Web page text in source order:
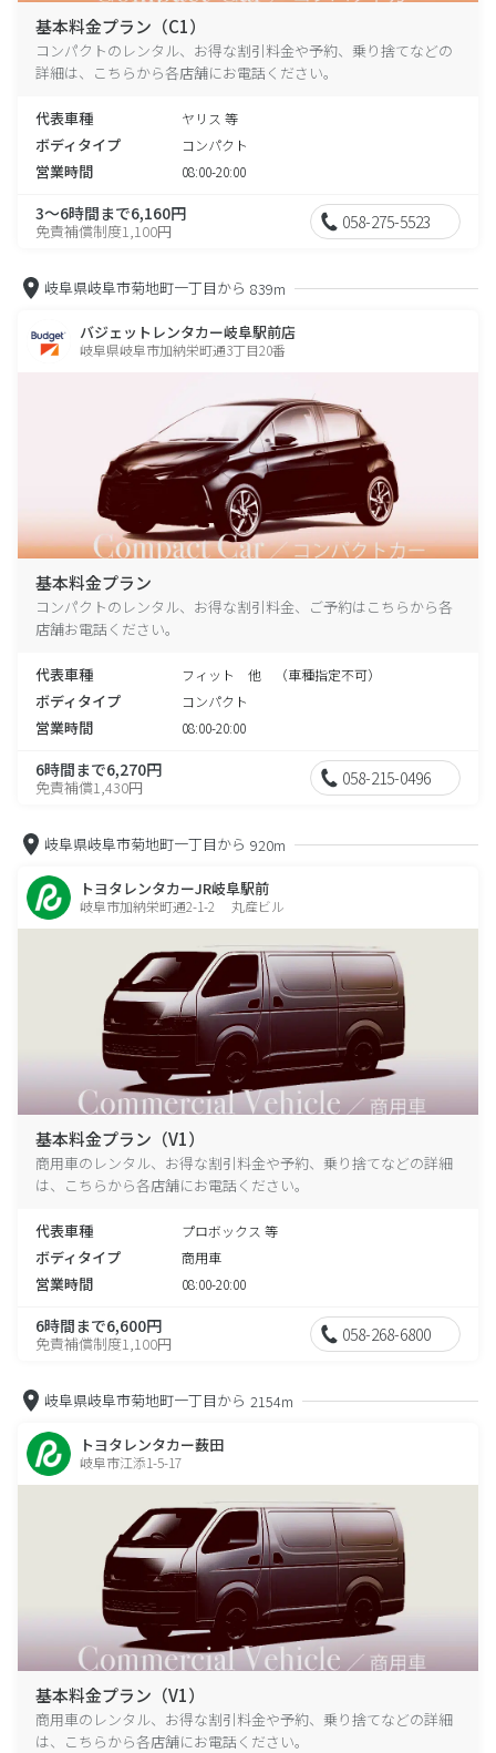
基本料金プラン（C1）
コンパクトのレンタル、お得な割引料金や予約、乗り捨てなどの
詳細は、こちらから各店舗にお電話ください。
代表車種 ヤリス 等
ボディタイプ コンパクト
営業時間 08:00-20:00
3～6時間まで6,160円
免責補償制度1,100円 058-275-5523
岐阜県岐阜市菊地町一丁目から 839m
バジェットレンタカー岐阜駅前店
岐阜県岐阜市加納栄町通3丁目20番
基本料金プラン
コンパクトのレンタル、お得な割引料金、ご予約はこちらから各
店舗お電話ください。
代表車種 フィット 他 （車種指定不可）
ボディタイプ コンパクト
営業時間 08:00-20:00
6時間まで6,270円
免責補償1,430円 058-215-0496
岐阜県岐阜市菊地町一丁目から 920m
トヨタレンタカーJR岐阜駅前
岐阜市加納栄町通2-1-2 丸産ビル
基本料金プラン（V1）
商用車のレンタル、お得な割引料金や予約、乗り捨てなどの詳細
は、こちらから各店舗にお電話ください。
代表車種 プロボックス 等
ボディタイプ 商用車
営業時間 08:00-20:00
6時間まで6,600円
免責補償制度1,100円 058-268-6800
岐阜県岐阜市菊地町一丁目から 2154m
トヨタレンタカー薮田
岐阜市江添1-5-17
基本料金プラン（V1）
商用車のレンタル、お得な割引料金や予約、乗り捨てなどの詳細
は、こちらから各店舗にお電話ください。